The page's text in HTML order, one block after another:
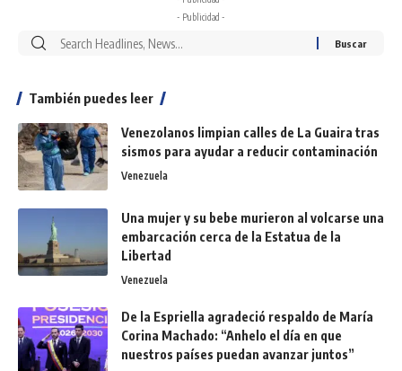
- Publicidad -
También puedes leer
Venezolanos limpian calles de La Guaira tras
sismos para ayudar a reducir contaminación
Venezuela
Una mujer y su bebe murieron al volcarse una
embarcación cerca de la Estatua de la
Libertad
Venezuela
De la Espriella agradeció respaldo de María
Corina Machado: “Anhelo el día en que
nuestros países puedan avanzar juntos”